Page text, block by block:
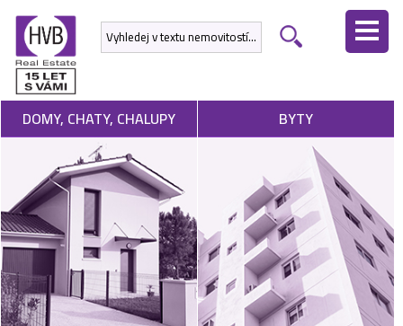
DOMY, CHATY, CHALUPY BYTY
ÚVODNÍ
STRÁNKA
NEMOVITOSTI
DEVELOPERSKÉ
PROJEKTY
SLUŽBY
NABÍDNOUT
NEMOVITOST